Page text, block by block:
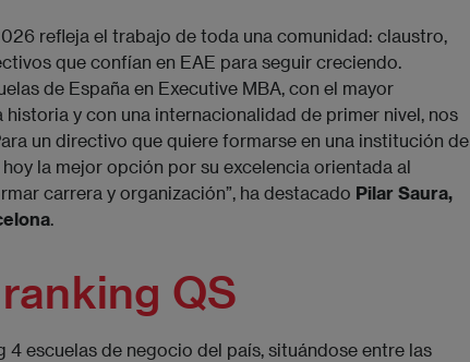
refleja el trabajo de toda una comunidad: claustro,
que confían en EAE para seguir creciendo.
de España en Executive MBA, con el mayor
y con una internacionalidad de primer nivel, nos
un directivo que quiere formarse en una institución de
la mejor opción por su excelencia orientada al
carrera y organización”, ha destacado Pilar Saura,
.
QS
escuelas de negocio del país, situándose entre las